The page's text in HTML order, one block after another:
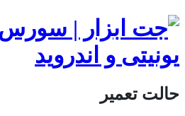
حالت تعمیر